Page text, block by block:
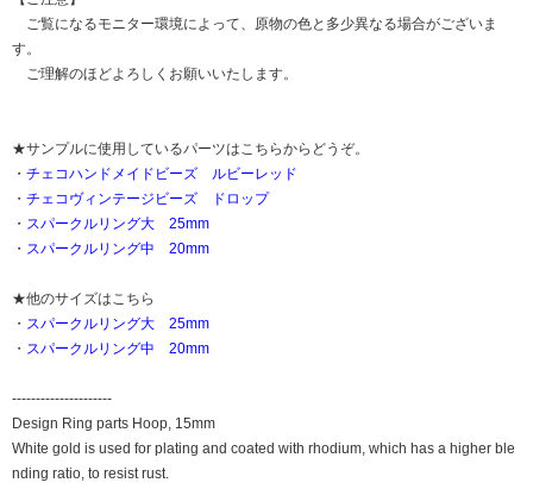
ご覧になるモニター環境によって、原物の色と多少異なる場合がございま
す。
ご理解のほどよろしくお願いいたします。
★サンプルに使用しているパーツはこちらからどうぞ。
・ チェコハンドメイドビーズ ルビーレッド
・ チェコヴィンテージビーズ ドロップ
・ スパークルリング大 25mm
・ スパークルリング中 20mm
★他のサイズはこちら
・ スパークルリング大 25mm
・ スパークルリング中 20mm
---------------------
Design Ring parts Hoop, 15mm
White gold is used for plating and coated with rhodium, which has a higher ble
nding ratio, to resist rust.